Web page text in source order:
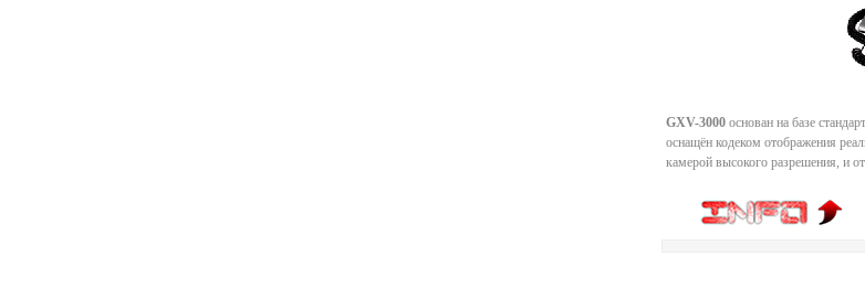
GXV-3000 основан на базе
оснащён кодеком отображения
камерой высокого разрешения, и